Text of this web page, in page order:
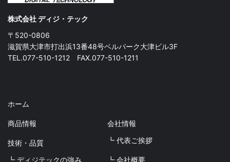
株式会社 ディジ・テック
〒520-0806
滋賀県大津市打出浜13番48号ベルパーク大津ビル3F
TEL.077-510-1212 FAX.077-510-1211
ホーム
商品情報
技術・品質
┗ ディジテックの強み
会社情報
┗ 代表ご挨拶
┗ 会社概要